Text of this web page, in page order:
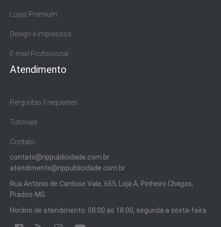
Lojas Premium
Design e Impressos
E-mail Profissional
Atendimento
Perguntas Frequentes
Tutoriais
Contato
contato@nppublicidade.com.br
atendimento@nppublicidade.com.br
Rua Antônio de Cardoso Vale, 655, Loja A, Pinheiro Chagas,
Prados-MG
Horário de atendimento: 08:00 às 18:00, segunda a sexta-feira.